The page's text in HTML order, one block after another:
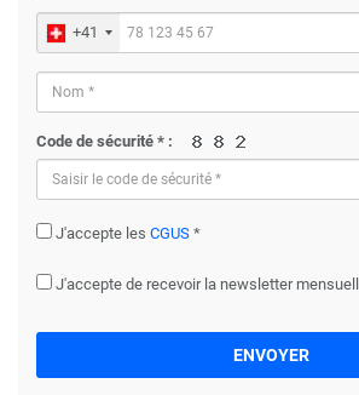
+41
Code de sécurité * :
J'accepte les CGUS *
J'accepte de recevoir la newsletter
ENVOYER